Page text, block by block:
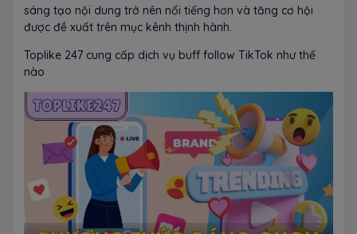
sáng tạo nội dung trở nên nổi tiếng hơn và tăng cơ hội
được đề xuất trên mục kênh thịnh hành.
Toplike 247 cung cấp dịch vụ buff follow TikTok như thế
nào